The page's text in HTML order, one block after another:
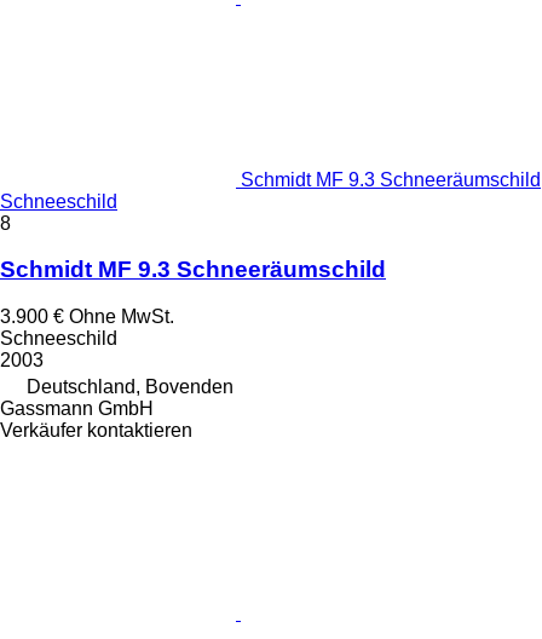
Schmidt MF 9.3 Schneeräumschild
Schneeschild
8
Schmidt MF 9.3 Schneeräumschild
3.900 € Ohne MwSt.
Schneeschild
2003
Deutschland, Bovenden
Gassmann GmbH
Verkäufer kontaktieren